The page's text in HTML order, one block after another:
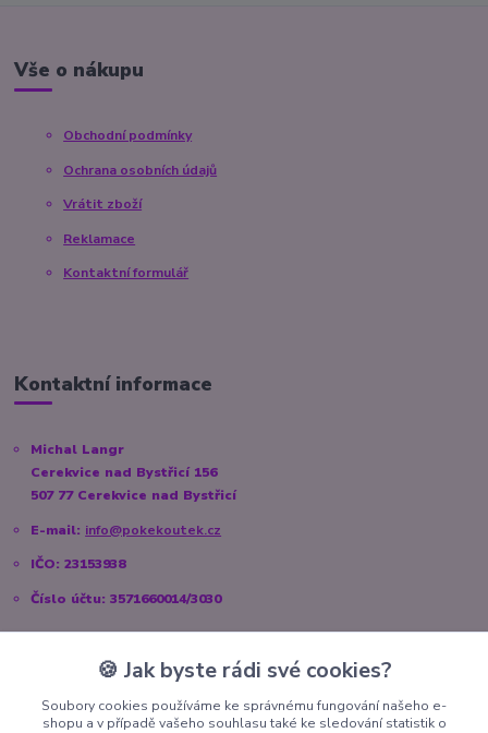
Vše o nákupu
Obchodní podmínky
Ochrana osobních údajů
Vrátit zboží
Reklamace
Kontaktní formulář
Kontaktní informace
Michal Langr
Cerekvice nad Bystřicí 156
507 77 Cerekvice nad Bystřicí
E-mail: info@pokekoutek.cz
IČO: 23153938
Číslo účtu: 3571660014/3030
Sociální sítě🍪 Jak byste rádi své cookies?
Soubory cookies používáme ke správnému fungování našeho e-
shopu a v případě vašeho souhlasu také ke sledování statistik o